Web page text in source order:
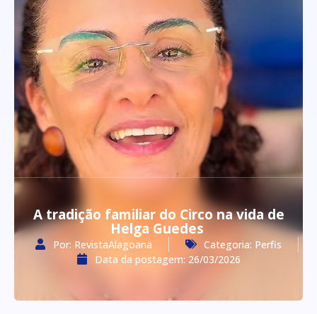
A tradição familiar do Circo na vida de
Helga Guedes
Por: RevistaAlagoana Categoria: Perfis
Data da postagem: 26/03/2026